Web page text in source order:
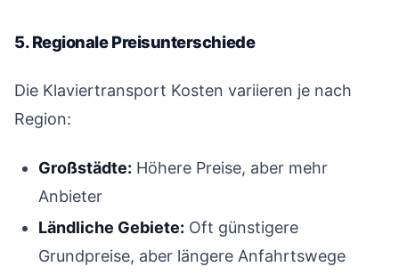
5. Regionale Preisunterschiede
Die Klaviertransport Kosten variieren je nach
Region:
Großstädte: Höhere Preise, aber mehr
Anbieter
Ländliche Gebiete: Oft günstigere
Grundpreise, aber längere Anfahrtswege